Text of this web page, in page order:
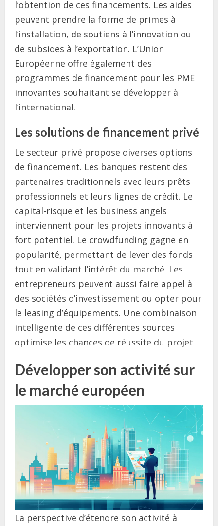
l’obtention de ces financements. Les aides
peuvent prendre la forme de primes à
l’installation, de soutiens à l’innovation ou
de subsides à l’exportation. L’Union
Européenne offre également des
programmes de financement pour les PME
innovantes souhaitant se développer à
l’international.
Les solutions de financement privé
Le secteur privé propose diverses options
de financement. Les banques restent des
partenaires traditionnels avec leurs prêts
professionnels et leurs lignes de crédit. Le
capital-risque et les business angels
interviennent pour les projets innovants à
fort potentiel. Le crowdfunding gagne en
popularité, permettant de lever des fonds
tout en validant l’intérêt du marché. Les
entrepreneurs peuvent aussi faire appel à
des sociétés d’investissement ou opter pour
le leasing d’équipements. Une combinaison
intelligente de ces différentes sources
optimise les chances de réussite du projet.
Développer son activité sur
le marché européen
La perspective d’étendre son activité à